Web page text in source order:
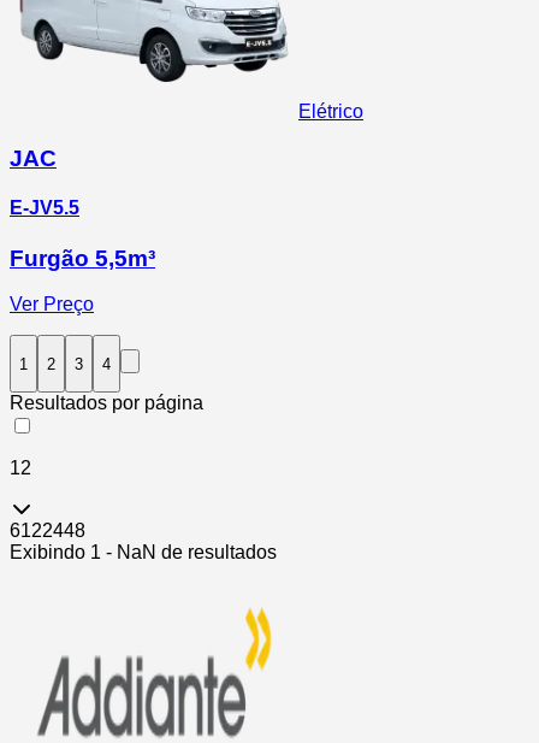
Elétrico
JAC
E-JV5.5
Furgão 5,5m³
Ver Preço
1 2 3 4
Resultados por página
12
6122448
Exibindo 1 - NaN de resultados